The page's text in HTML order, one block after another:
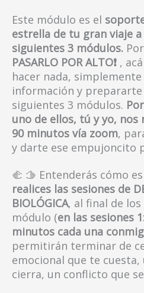
Este módulo es el
estrella de tu gran viaje
siguientes 3 módulos.
PASARLO POR ALTO❗ ,
hacer nada,
información y
siguientes 3 módulos.
uno de ellos, tú y yo,
90 minutos vía zoom,
y darte ese empujoncito
🫲 🫱 Entenderás cómo
realices las sesiones de
BIOLÓGICA, al final de
módulo (en las sesiones
minutos cada una
permitirán terminar de
emocional que te cuesta,
cierra, un conflicto que